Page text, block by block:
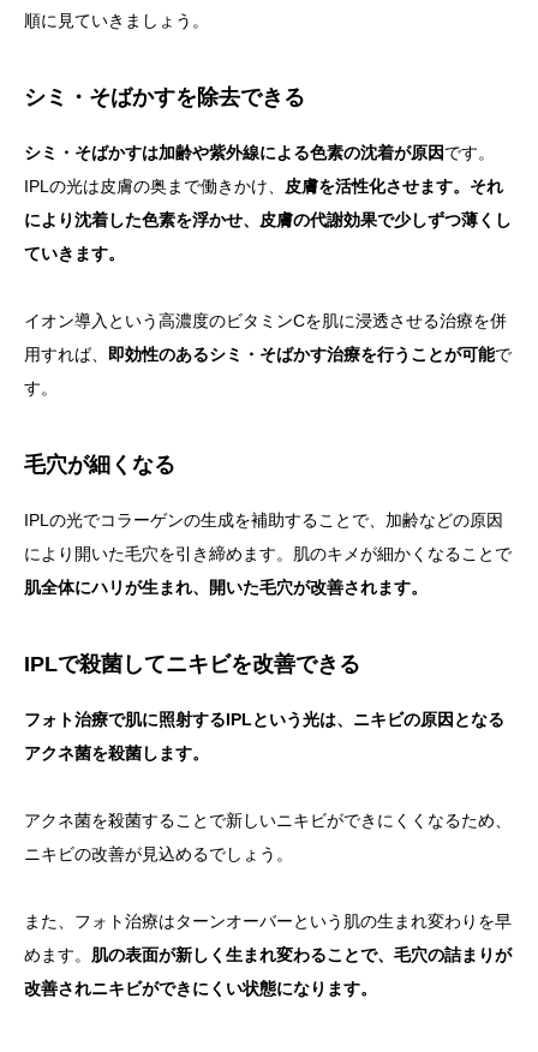
順に見ていきましょう。
シミ・そばかすを除去できる
シミ・そばかすは加齢や紫外線による色素の沈着が原因です。
IPLの光は皮膚の奥まで働きかけ、
皮膚を活性化させます。それ
により沈着した色素を浮かせ、皮膚の代謝効果で少しずつ薄くし
ていきます。
イオン導入という高濃度のビタミンCを肌に浸透させる治療を併
用すれば、 即効性のあるシミ・そばかす治療を行うことが可能で
す。
毛穴が細くなる
IPLの光でコラーゲンの生成を補助することで、加齢などの原因
により開いた毛穴を引き締めます。肌のキメが細かくなることで
肌全体にハリが生まれ、開いた毛穴が改善されます。
IPLで殺菌してニキビを改善できる
フォト治療で肌に照射するIPLという光は、ニキビの原因となる
アクネ菌を殺菌します。
アクネ菌を殺菌することで新しいニキビができにくくなるため、
ニキビの改善が見込めるでしょう。
また、フォト治療はターンオーバーという肌の生まれ変わりを早
めます。 肌の表面が新しく生まれ変わることで、毛穴の詰まりが
改善されニキビができにくい状態になります。